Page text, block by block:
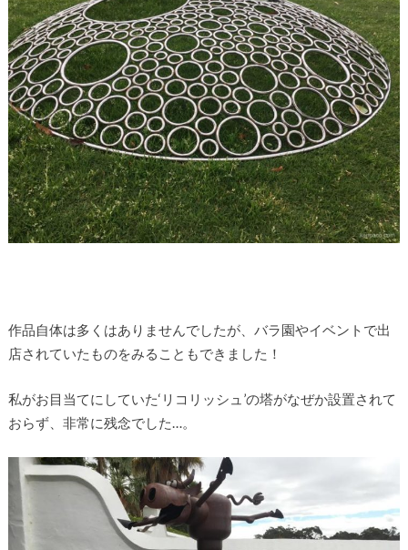
作品自体は多くはありませんでしたが、バラ園やイベントで出
店されていたものをみることもできました！
私がお目当てにしていた‘リコリッシュ’の塔がなぜか設置されて
おらず、非常に残念でした…。